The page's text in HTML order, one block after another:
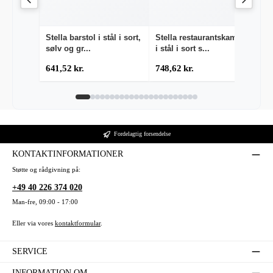
Stella barstol i stål i sort,
sølv og gr...
641,52 kr.
Stella restaurantskammel
i stål i sort s...
748,62 kr.
Fordelagtig forsendelse
KONTAKTINFORMATIONER
Støtte og rådgivning på:
+49 40 226 374 020
Man-fre, 09:00 - 17:00
Eller via vores kontaktformular.
SERVICE